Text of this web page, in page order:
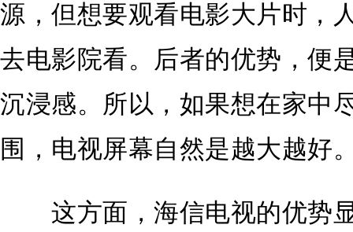
源，但想要观看电影大片时，
去电影院看。后者的优势，便
沉浸感。所以，如果想在家中
围，电视屏幕自然是越大越好
这方面，海信电视的优势